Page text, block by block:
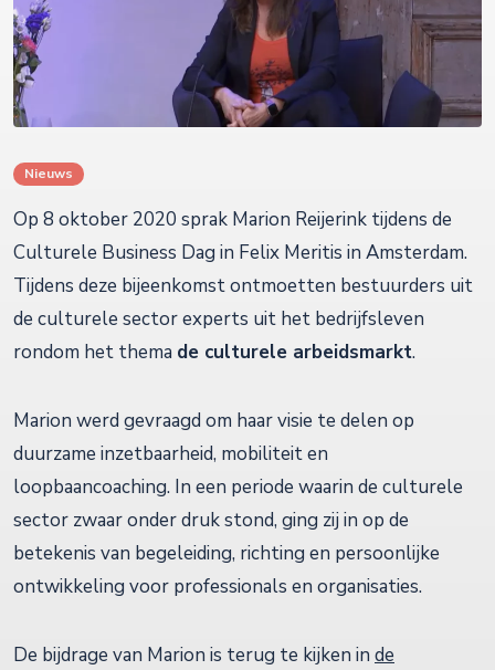
Nieuws
Op 8 oktober 2020 sprak Marion Reijerink tijdens de
Culturele Business Dag in Felix Meritis in Amsterdam.
Tijdens deze bijeenkomst ontmoetten bestuurders uit
de culturele sector experts uit het bedrijfsleven
rondom het thema de culturele arbeidsmarkt.
Marion werd gevraagd om haar visie te delen op
duurzame inzetbaarheid, mobiliteit en
loopbaancoaching. In een periode waarin de culturele
sector zwaar onder druk stond, ging zij in op de
betekenis van begeleiding, richting en persoonlijke
ontwikkeling voor professionals en organisaties.
De bijdrage van Marion is terug te kijken in de